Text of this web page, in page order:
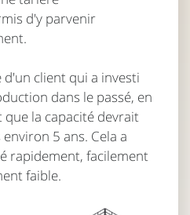
d'y parvenir
client qui a investi
dans le passé, en
la capacité devrait
5 ans. Cela a
rapidement, facilement
faible.